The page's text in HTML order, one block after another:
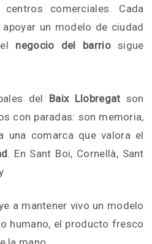
comerciales. Cada
un modelo de ciudad
negocio del barriosigue
del Baix Llobregat son
con paradas: son memoria,
una comarca que valora el
. En Sant Boi, Cornellà, Sant
a mantener vivo un modelo
humano, el producto fresco